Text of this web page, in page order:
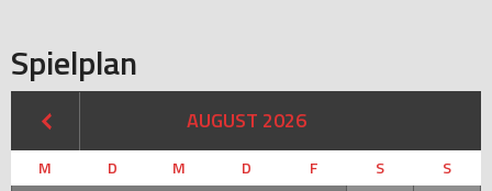
Spielplan
AUGUST 2026
M D M D F S
S